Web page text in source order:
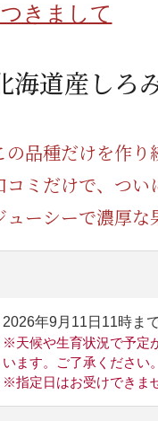
きまして
海道産しろ
の品種だけを作り
コミだけで、つい
ューシーで濃厚な
2026年9月11日11時ま
※天候や生育状況で予定
います。ご了承ください。
※指定日はお受けできま